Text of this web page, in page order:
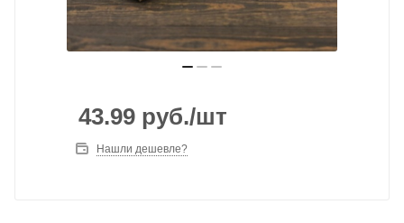
43.99 руб./шт
Нашли дешевле?